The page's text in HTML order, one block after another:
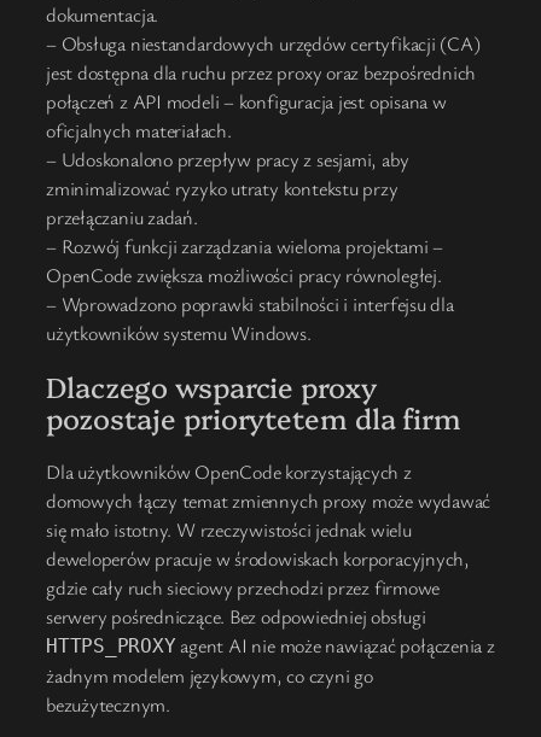
dokumentacja.
– Obsługa niestandardowych urzędów certyfikacji (CA)
jest dostępna dla ruchu przez proxy oraz bezpośrednich
połączeń z API modeli – konfiguracja jest opisana w
oficjalnych materiałach.
– Udoskonalono przepływ pracy z sesjami, aby
zminimalizować ryzyko utraty kontekstu przy
przełączaniu zadań.
– Rozwój funkcji zarządzania wieloma projektami –
OpenCode zwiększa możliwości pracy równoległej.
– Wprowadzono poprawki stabilności i interfejsu dla
użytkowników systemu Windows.
Dlaczego wsparcie proxy
pozostaje priorytetem dla firm
Dla użytkowników OpenCode korzystających z
domowych łączy temat zmiennych proxy może wydawać
się mało istotny. W rzeczywistości jednak wielu
deweloperów pracuje w środowiskach korporacyjnych,
gdzie cały ruch sieciowy przechodzi przez firmowe
serwery pośredniczące. Bez odpowiedniej obsługi
HTTPS_PROXY agent AI nie może nawiązać połączenia z
żadnym modelem językowym, co czyni go
bezużytecznym.